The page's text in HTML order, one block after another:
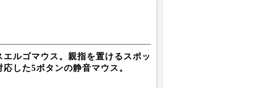
ルゴマウス。親指を置けるスポッ
した5ボタンの静音マウス。